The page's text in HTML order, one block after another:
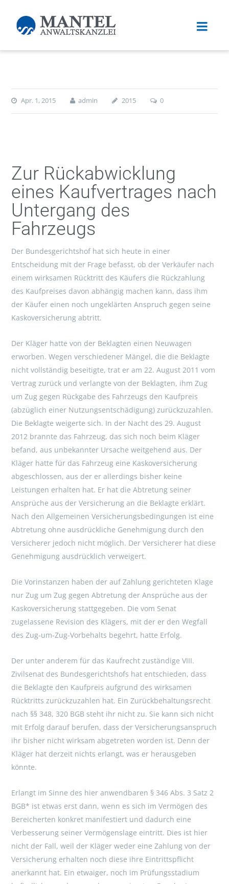
Apr. 1, 2015 admin 2015 0
Zur Rückabwicklung
eines Kaufvertrages nach
Untergang des
Fahrzeugs
Der Bundesgerichtshof hat sich heute in einer
Entscheidung mit der Frage befasst, ob der Verkäufer nach
einem wirksamen Rücktritt des Käufers die Rückzahlung
des Kaufpreises davon abhängig machen kann, dass ihm
der Käufer einen noch ungeklärten Anspruch gegen seine
Kaskoversicherung abtritt.
Der Kläger hatte von der Beklagten einen Neuwagen
erworben. Wegen verschiedener Mängel, die die Beklagte
nicht vollständig beseitigte, trat er am 22. August 2011 vom
Vertrag zurück und verlangte von der Beklagten, ihm Zug
um Zug gegen Rückgabe des Fahrzeugs den Kaufpreis
(abzüglich einer Nutzungsentschädigung) zurückzuzahlen.
Die Beklagte weigerte sich. In der Nacht des 29. August
2012 brannte das Fahrzeug, das sich noch beim Kläger
befand, aus unbekannter Ursache weitgehend aus. Der
Kläger hatte für das Fahrzeug eine Kaskoversicherung
abgeschlossen, aus der er allerdings bisher keine
Leistungen erhalten hat. Er hat die Abtretung seiner
Ansprüche aus der Versicherung an die Beklagte erklärt.
Nach den Allgemeinen Versicherungsbedingungen ist eine
Abtretung ohne ausdrückliche Genehmigung durch den
Versicherer jedoch nicht möglich. Der Versicherer hat diese
Genehmigung ausdrücklich verweigert.
Die Vorinstanzen haben der auf Zahlung gerichteten Klage
nur Zug um Zug gegen Abtretung der Ansprüche aus der
Kaskoversicherung stattgegeben. Die vom Senat
zugelassene Revision des Klägers, mit der er den Wegfall
des Zug-um-Zug-Vorbehalts begehrt, hatte Erfolg.
Der unter anderem für das Kaufrecht zuständige VIII.
Zivilsenat des Bundesgerichtshofs hat entschieden, dass
die Beklagte den Kaufpreis aufgrund des wirksamen
Rücktritts zurückzuzahlen hat. Ein Zurückbehaltungsrecht
nach §§ 348, 320 BGB steht ihr nicht zu. Sie kann sich nicht
mit Erfolg darauf berufen, dass der Versicherungsanspruch
ihr bisher nicht wirksam abgetreten worden ist. Denn der
Kläger hat derzeit nichts erlangt, was er herausgeben
könnte.
Erlangt im Sinne des hier anwendbaren § 346 Abs. 3 Satz 2
BGB* ist etwas erst dann, wenn es sich im Vermögen des
Bereicherten konkret manifestiert und dadurch eine
Verbesserung seiner Vermögenslage eintritt. Dies ist hier
nicht der Fall, weil der Kläger weder eine Zahlung von der
Versicherung erhalten noch diese ihre Eintrittspflicht
anerkannt hat. Ein etwaiger, noch im Prüfungsstadium